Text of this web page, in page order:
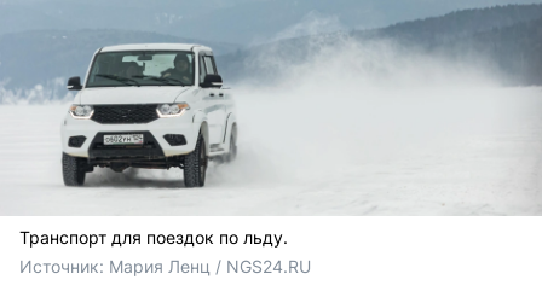
Транспорт для поездок по льду.
Источник: Мария Ленц / NGS24.RU